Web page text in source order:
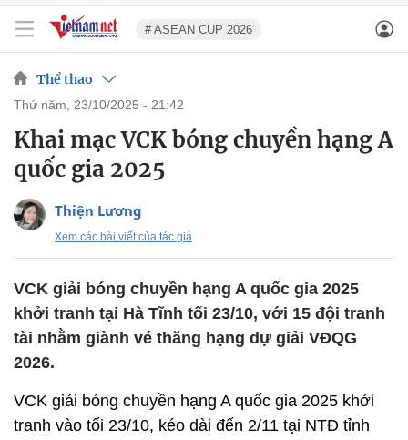
# ASEAN CUP 2026
Thể thao
thứ năm, 23/10/2025 - 21:42
Khai mạc VCK bóng chuyền hạng A
quốc gia 2025
Thiện Lương
Xem các bài viết của tác giả
VCK giải bóng chuyền hạng A quốc gia 2025
khởi tranh tại Hà Tĩnh tối 23/10, với 15 đội tranh
tài nhằm giành vé thăng hạng dự giải VĐQG
2026.
VCK giải bóng chuyền hạng A quốc gia 2025 khởi
tranh vào tối 23/10, kéo dài đến 2/11 tại NTĐ tỉnh